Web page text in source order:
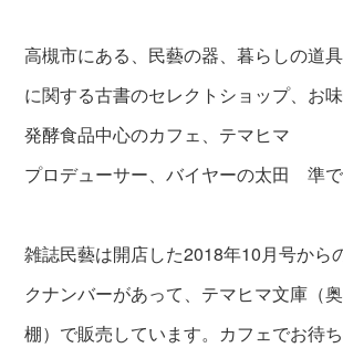
高槻市にある、民藝の器、暮らしの道
に関する古書のセレクトショップ、お
発酵食品中心のカフェ、テマヒマ
プロデューサー、バイヤーの太田 準で
雑誌民藝は開店した2018年10月号から
クナンバーがあって、テマヒマ文庫（
棚）で販売しています。カフェでお待